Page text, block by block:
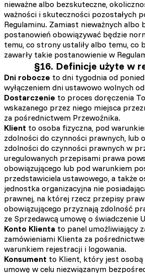
nieważne albo bezskuteczne,
ważności i skuteczności pozostałych
Regulaminu. Zamiast nieważnych albo
postanowień obowiązywać będzie
temu, co strony ustaliły albo temu, co
zawarły takie postanowienie w
§16. Definicje użyte w
Dni robocze to dni tygodnia od
wyłączeniem dni ustawowo wolnych
Dostarczenie to proces doręczenia
wskazanego przez niego miejsca
za pośrednictwem Przewoźnika.
Klient to osoba fizyczna, pod
zdolności do czynności prawnych, lub
zdolności do czynności prawnych w
uregulowanych przepisami prawa
obowiązującego lub pod warunkiem
przedstawiciela ustawowego, a także
jednostka organizacyjna nie
prawnej, na której rzecz przepisy
obowiązującego przyznają zdolność
ze Sprzedawcą umowę o świadczenie
Konto Klienta to panel umożliwiający
zamówieniami Klienta za
warunkiem rejestracji i logowania.
Konsument to Klient, który jest osobą
umowę w celu niezwiązanym